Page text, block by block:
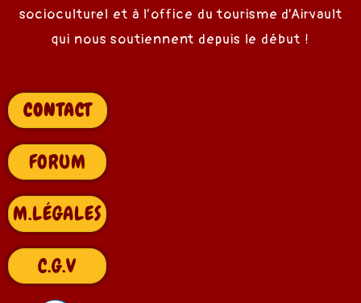
socioculturel et à l’office du tourisme d’Airvault
qui nous soutiennent depuis le début !
CONTACT
FORUM
M.LÉGALES
C.G.V